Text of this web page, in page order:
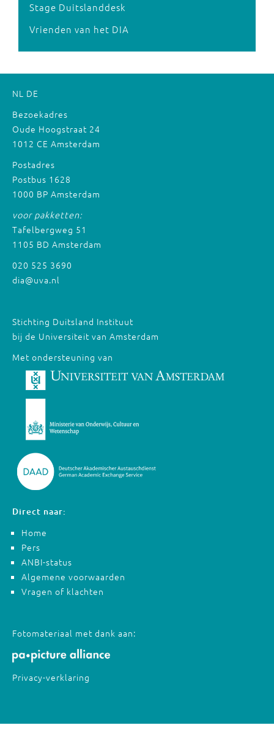
Stage Duitslanddesk
Vrienden van het DIA
NL DE
Bezoekadres
Oude Hoogstraat 24
1012 CE Amsterdam
Postadres
Postbus 1628
1000 BP Amsterdam
voor pakketten:
Tafelbergweg 51
1105 BD Amsterdam
020 525 3690
dia@uva.nl
Stichting Duitsland Instituut
bij de Universiteit van Amsterdam
Met ondersteuning van
Direct naar:
Home
Pers
ANBI-status
Algemene voorwaarden
Vragen of klachten
Fotomateriaal met dank aan:
Privacy-verklaring